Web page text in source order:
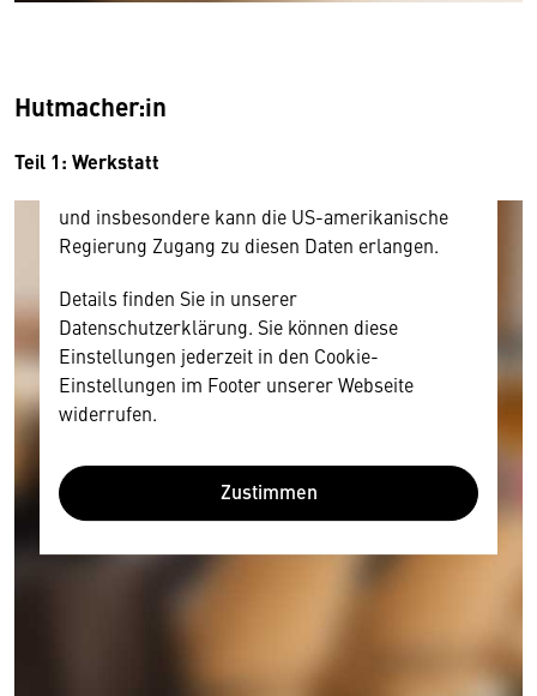
Hutmacher:in
Teil 1: Werkstatt
und Nutzerverhalten mitunter mit US-
Diese Daten unterliegen keinem dem EU-
und insbesondere kann die US-amerikanische
Regierung Zugang zu diesen Daten erlangen.
Details finden Sie in unserer
Datenschutzerklärung. Sie können diese
Einstellungen jederzeit in den Cookie-
Einstellungen im Footer unserer Webseite
widerrufen.
Zustimmen